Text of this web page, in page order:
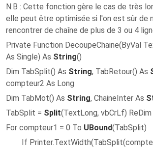
N.B : Cette fonction gère le cas de très
elle peut être optimisée si l'on est sûr de
rencontrer de chaîne de plus de 3 ou 4
Private Function DecoupeChaine(ByVal
As Single) As String()
Dim TabSplit() As String, TabRetour() As
compteur2 As Long
Dim TabMot() As String, ChaineInter As
TabSplit = Split(TextLong, vbCrLf) ReDim
For compteur1 = 0 To UBound(TabSplit)
If